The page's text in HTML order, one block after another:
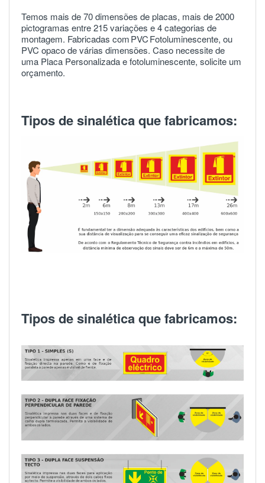
Temos mais de 70 dimensões de placas, mais de 2000
pictogramas entre 215 variações e 4 categorias de
montagem. Fabricadas comPVCFotoluminescente, ou
PVC opaco de várias dimensões. Caso necessite de
uma Placa Personalizada e fotoluminescente, solicite um
orçamento.
Tipos de sinalética que fabricamos:
Tipos de sinalética que fabricamos: